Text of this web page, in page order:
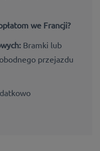
we Francji?
Bramki lub
przejazdu